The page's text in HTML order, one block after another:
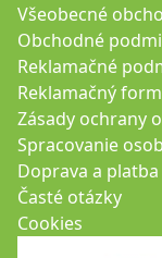
Všeobecné
Obchodné
Reklamačné
Reklamačný
Zásady ochrany
Spracovanie
Doprava a platba
Časté otázky
Cookies